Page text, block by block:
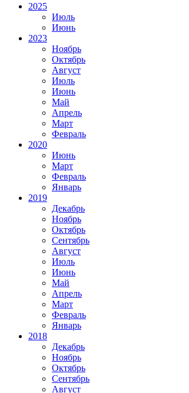
2025
Июль
Июнь
2023
Ноябрь
Октябрь
Август
Июль
Июнь
Май
Апрель
Март
Февраль
2020
Июнь
Март
Февраль
Январь
2019
Декабрь
Ноябрь
Октябрь
Сентябрь
Август
Июль
Июнь
Май
Апрель
Март
Февраль
Январь
2018
Декабрь
Ноябрь
Октябрь
Сентябрь
Август